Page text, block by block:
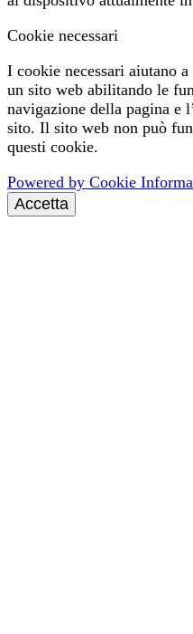
Cookie necessari
I cookie necessari aiutano
un sito web abilitando le
navigazione della pagina e
sito. Il sito web non può
questi cookie.
Powered by Cookie
Accetta